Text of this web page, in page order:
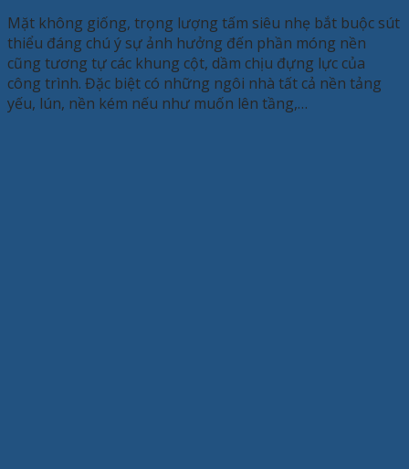
Mặt không giống, trọng lượng tấm siêu nhẹ bắt buộc sút
thiểu đáng chú ý sự ảnh hưởng đến phần móng nền
cũng tương tự các khung cột, dầm chịu đựng lực của
công trình. Đặc biệt có những ngôi nhà tất cả nền tảng
yếu, lún, nền kém nếu như muốn lên tầng,…